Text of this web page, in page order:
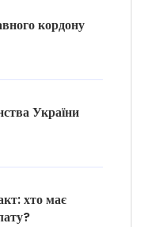
кордону
України
хто має